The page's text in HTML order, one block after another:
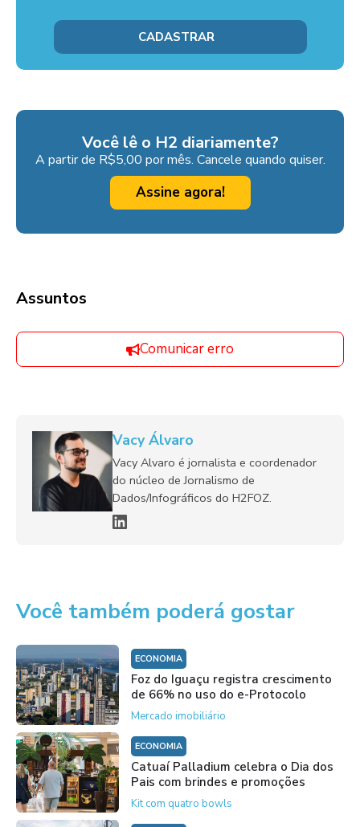
Você lê o H2 diariamente?
A partir de R$5,00 por mês. Cancele quando quiser.
Assine agora!
Assuntos
Comunicar erro
Vacy Álvaro
Vacy Alvaro é jornalista e coordenador
do núcleo de Jornalismo de
Dados/Infográficos do H2FOZ.
Você também poderá gostar
ECONOMIA
Foz do Iguaçu registra crescimento
de 66% no uso do e-Protocolo
Mercado imobiliário
ECONOMIA
Catuaí Palladium celebra o Dia dos
Pais com brindes e promoções
Kit com quatro bowls